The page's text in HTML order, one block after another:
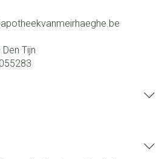
apotheekvanmeirhaeghe.be
Den Tijn